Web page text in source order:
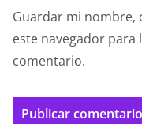
Guardar mi nombre,
este navegador para
comentario.